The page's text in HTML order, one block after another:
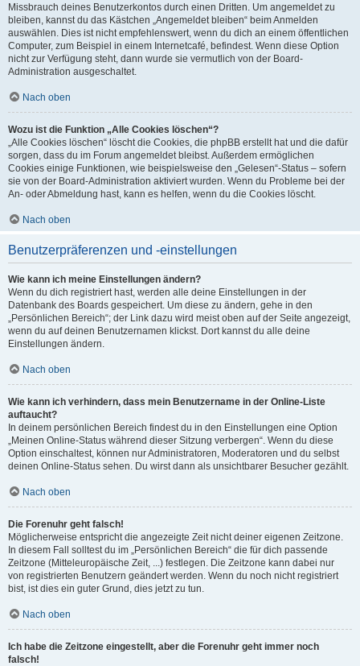
Missbrauch deines Benutzerkontos durch einen Dritten. Um angemeldet zu
bleiben, kannst du das Kästchen „Angemeldet bleiben“ beim Anmelden
auswählen. Dies ist nicht empfehlenswert, wenn du dich an einem öffentlichen
Computer, zum Beispiel in einem Internetcafé, befindest. Wenn diese Option
nicht zur Verfügung steht, dann wurde sie vermutlich von der Board-
Administration ausgeschaltet.
Nach oben
Wozu ist die Funktion „Alle Cookies löschen“?
„Alle Cookies löschen“ löscht die Cookies, die phpBB erstellt hat und die dafür
sorgen, dass du im Forum angemeldet bleibst. Außerdem ermöglichen
Cookies einige Funktionen, wie beispielsweise den „Gelesen“-Status – sofern
sie von der Board-Administration aktiviert wurden. Wenn du Probleme bei der
An- oder Abmeldung hast, kann es helfen, wenn du die Cookies löscht.
Nach oben
Benutzerpräferenzen und -einstellungen
Wie kann ich meine Einstellungen ändern?
Wenn du dich registriert hast, werden alle deine Einstellungen in der
Datenbank des Boards gespeichert. Um diese zu ändern, gehe in den
„Persönlichen Bereich“; der Link dazu wird meist oben auf der Seite angezeigt,
wenn du auf deinen Benutzernamen klickst. Dort kannst du alle deine
Einstellungen ändern.
Nach oben
Wie kann ich verhindern, dass mein Benutzername in der Online-Liste
auftaucht?
In deinem persönlichen Bereich findest du in den Einstellungen eine Option
„Meinen Online-Status während dieser Sitzung verbergen“. Wenn du diese
Option einschaltest, können nur Administratoren, Moderatoren und du selbst
deinen Online-Status sehen. Du wirst dann als unsichtbarer Besucher gezählt.
Nach oben
Die Forenuhr geht falsch!
Möglicherweise entspricht die angezeigte Zeit nicht deiner eigenen Zeitzone.
In diesem Fall solltest du im „Persönlichen Bereich“ die für dich passende
Zeitzone (Mitteleuropäische Zeit, ...) festlegen. Die Zeitzone kann dabei nur
von registrierten Benutzern geändert werden. Wenn du noch nicht registriert
bist, ist dies ein guter Grund, dies jetzt zu tun.
Nach oben
Ich habe die Zeitzone eingestellt, aber die Forenuhr geht immer noch
falsch!